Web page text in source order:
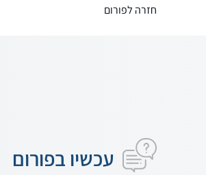
חזרה לפורום
עכשיו בפורום